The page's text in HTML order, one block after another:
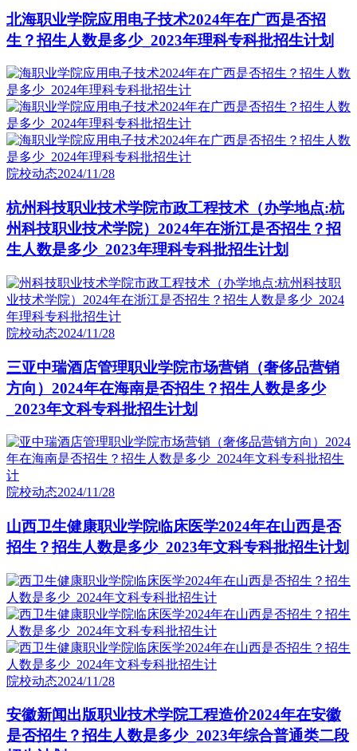
北海职业学院应用电子技术2024年在广西是否招
生？招生人数是多少_2023年理科专科批招生计划
院校动态2024/11/28
杭州科技职业技术学院市政工程技术（办学地点:杭
州科技职业技术学院）2024年在浙江是否招生？招
生人数是多少_2023年理科专科批招生计划
院校动态2024/11/28
三亚中瑞酒店管理职业学院市场营销（奢侈品营销
方向）2024年在海南是否招生？招生人数是多少
_2023年文科专科批招生计划
院校动态2024/11/28
山西卫生健康职业学院临床医学2024年在山西是否
招生？招生人数是多少_2023年文科专科批招生计划
院校动态2024/11/28
安徽新闻出版职业技术学院工程造价2024年在安徽
是否招生？招生人数是多少_2023年综合普通类二段